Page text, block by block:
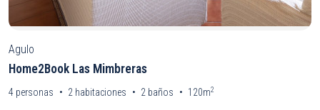
Agulo
Home2Book Las Mimbreras
4 personas 2 habitaciones 2 baños 120m2